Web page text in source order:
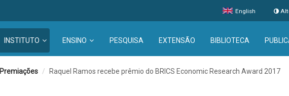
English
INSTITUTO ENSINO PESQUISA EXTENSÃO BIBLIOTECA
Premiações / Raquel Ramos recebe prêmio do BRICS Economic Research Award 2017